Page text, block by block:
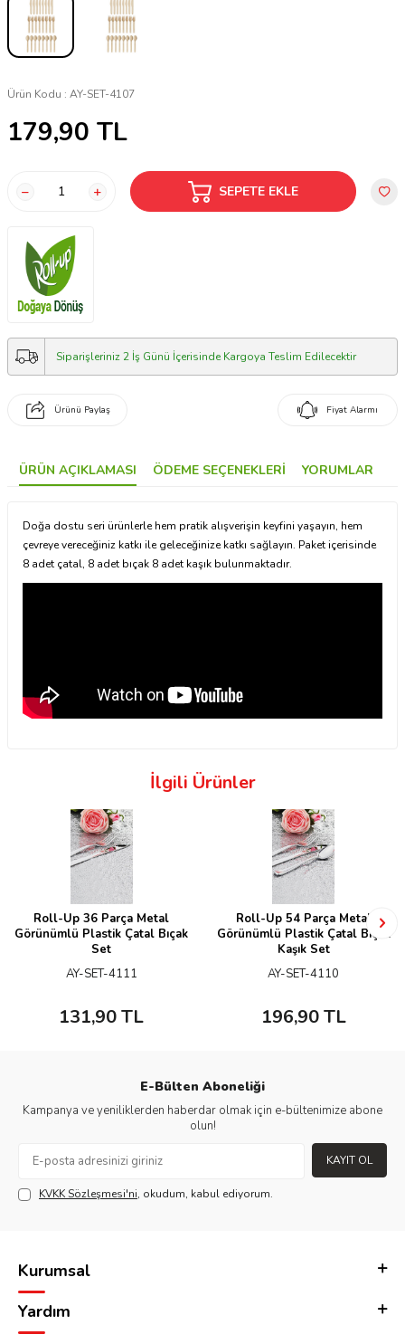
Ürün Kodu : AY-SET-4107
179,90 TL
SEPETE EKLE
Siparişleriniz 2 İş Günü İçerisinde Kargoya Teslim Edilecektir
Ürünü Paylaş Fiyat Alarmı
ÜRÜN AÇIKLAMASI ÖDEME SEÇENEKLERI YORUMLAR
Doğa dostu seri ürünlerle hem pratik alışverişin keyfini yaşayın, hem
çevreye vereceğiniz katkı ile geleceğinize katkı sağlayın. Paket içerisinde
8 adet çatal, 8 adet bıçak 8 adet kaşık bulunmaktadır.
İlgili Ürünler
Roll-Up 36 Parça Metal
Görünümlü Plastik Çatal Bıçak
Set
AY-SET-4111
131,90TL
Roll-Up 54 Parça Metal
Görünümlü Plastik Çatal Bıçak
Kaşık Set
AY-SET-4110
196,90TL
E-Bülten Aboneliği
Kampanya ve yeniliklerden haberdar olmak için e-bültenimize abone
olun!
KAYIT OL
KVKK Sözleşmesi'ni, okudum, kabul ediyorum.
Kurumsal
Yardım